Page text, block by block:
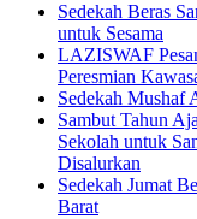
Sedekah Beras
untuk Sesama
LAZISWAF
Peresmian
Sedekah Mushaf
Sambut Tahun
Sekolah untuk
Disalurkan
Sedekah Jumat
Barat